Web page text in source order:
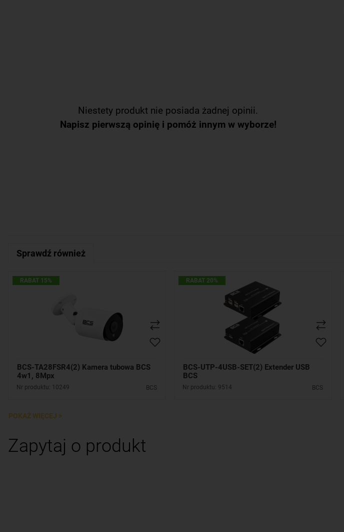
Niestety produkt nie posiada żadnej opinii.
Napisz pierwszą opinię i pomóż innym w wyborze!
Sprawdź również
RABAT 15%
BCS-TA28FSR4(2) Kamera tubowa BCS
4w1, 8Mpx
Nr produktu: 10249 BCS
RABAT 20%
BCS-UTP-4USB-SET(2) Extender USB
BCS
Nr produktu: 9514 BCS
POKAŻ WIĘCEJ >
Zapytaj o produkt